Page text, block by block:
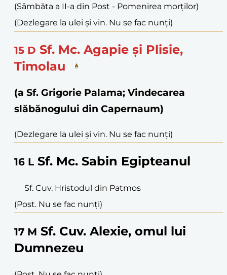
(Sâmbăta a II-a din Post - Pomenirea morților)
(Dezlegare la ulei și vin. Nu se fac nunți)
15 D Sf. Mc. Agapie și Plisie,
Timolau
(a Sf. Grigorie Palama; Vindecarea
slăbănogului din Capernaum)
(Dezlegare la ulei și vin. Nu se fac nunți)
16 L Sf. Mc. Sabin Egipteanul
Sf. Cuv. Hristodul din Patmos
(Post. Nu se fac nunți)
17 M Sf. Cuv. Alexie, omul lui
Dumnezeu